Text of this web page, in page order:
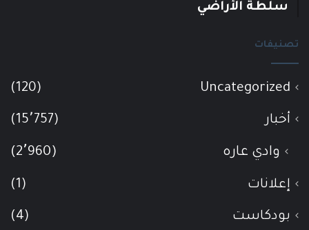
سلطة الأراضي
تصنيفات
Uncategorized
(120)
أخبار (15٬757)
وادي عاره (2٬960)
إعلانات (1)
بودكاست (4)